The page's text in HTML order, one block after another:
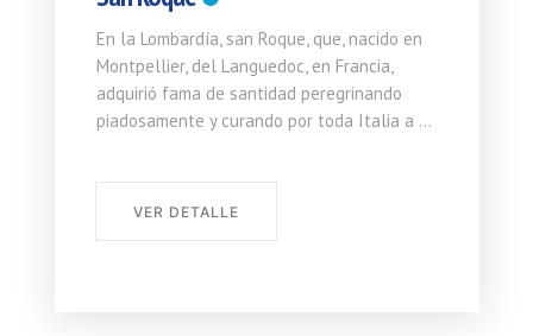
En la Lombardía, san Roque, que, nacido en
Montpellier, del Languedoc, en Francia,
adquirió fama de santidad peregrinando
piadosamente y curando por toda Italia a ...
VER DETALLE